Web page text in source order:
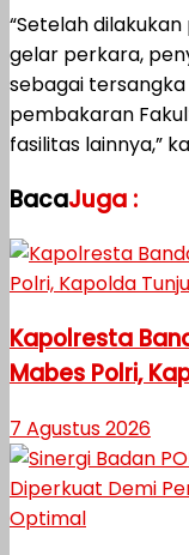
“Setelah
gelar perkara,
sebagai
pembakaran
fasilitas lainnya,”
BacaJuga :
Kapolresta
Mabes Polri,
7 Agustus 2026